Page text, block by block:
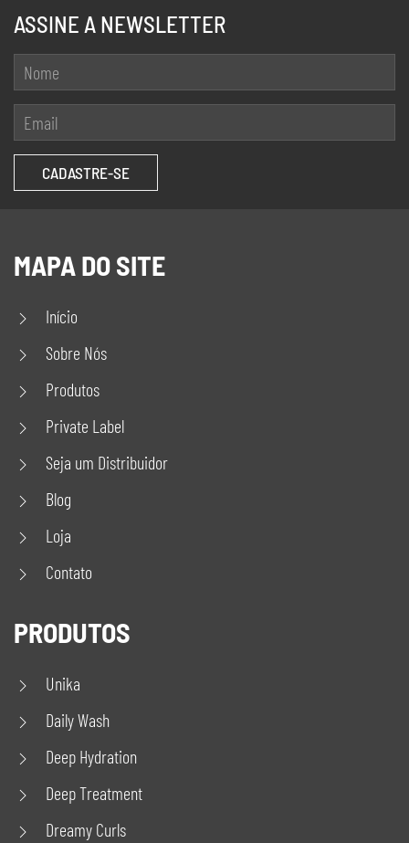
ASSINE A NEWSLETTER
MAPA DO SITE
Início
Sobre Nós
Produtos
Private Label
Seja um Distribuidor
Blog
Loja
Contato
PRODUTOS
Unika
Daily Wash
Deep Hydration
Deep Treatment
Dreamy Curls